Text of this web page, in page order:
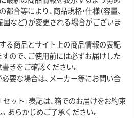
合等により、商品規格・仕様（容量、
国など）が変更される場合がございま
る商品とサイト上の商品情報の表記
ので、ご使用前には必ずお届けした
きをご確認ください。
要な場合は、メーカー等にお問い合
セット」表記は、箱でのお届けをお約束
あらかじめご了承ください。